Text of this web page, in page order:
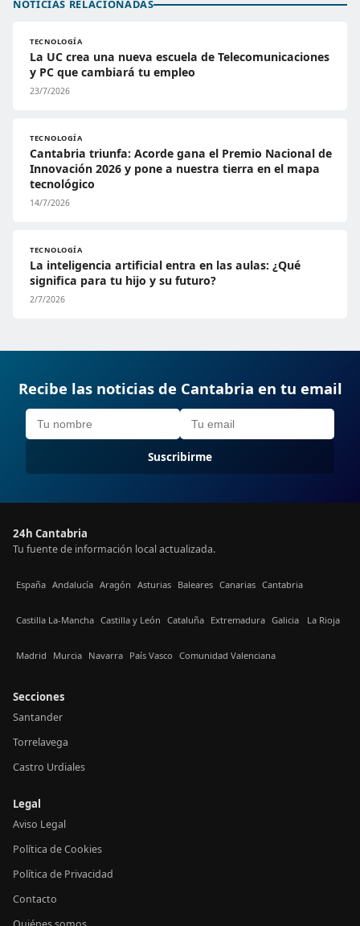
NOTICIAS RELACIONADAS
TECNOLOGÍA
La UC crea una nueva escuela de Telecomunicaciones
y PC que cambiará tu empleo
23/7/2026
TECNOLOGÍA
Cantabria triunfa: Acorde gana el Premio Nacional de
Innovación 2026 y pone a nuestra tierra en el mapa
tecnológico
14/7/2026
TECNOLOGÍA
La inteligencia artificial entra en las aulas: ¿Qué
significa para tu hijo y su futuro?
2/7/2026
Recibe las noticias de Cantabria en tu email
Suscribirme
24h Cantabria
Tu fuente de información local actualizada.
España Andalucía Aragón Asturias Baleares Canarias Cantabria
Castilla La-Mancha Castilla y León Cataluña Extremadura Galicia La Rioja
Madrid Murcia Navarra País Vasco Comunidad Valenciana
Secciones
Santander
Torrelavega
Castro Urdiales
Legal
Aviso Legal
Política de Cookies
Política de Privacidad
Contacto